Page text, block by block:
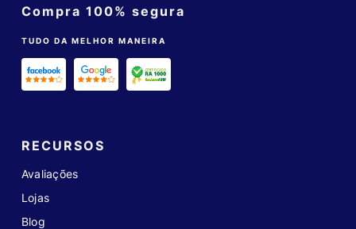
Compra 100% segura
TUDO DA MELHOR MANEIRA
RECURSOS
Avaliações
Lojas
Blog